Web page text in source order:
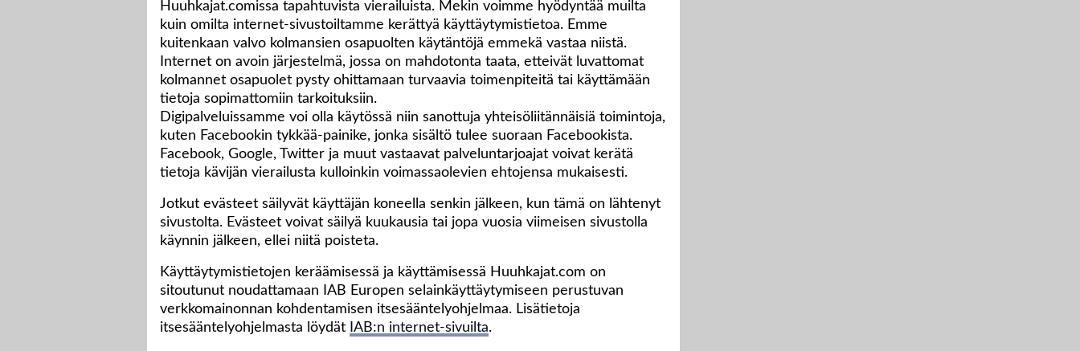
Huuhkajat.comissa tapahtuvista vierailuista. Mekin voimme hyödyntää muilta
kuin omilta internet-sivustoiltamme kerättyä käyttäytymistietoa. Emme
kuitenkaan valvo kolmansien osapuolten käytäntöjä emmekä vastaa niistä.
Internet on avoin järjestelmä, jossa on mahdotonta taata, etteivät luvattomat
kolmannet osapuolet pysty ohittamaan turvaavia toimenpiteitä tai käyttämään
tietoja sopimattomiin tarkoituksiin.
Digipalveluissamme voi olla käytössä niin sanottuja yhteisöliitännäisiä toimintoja,
kuten Facebookin tykkää-painike, jonka sisältö tulee suoraan Facebookista.
Facebook, Google, Twitter ja muut vastaavat palveluntarjoajat voivat kerätä
tietoja kävijän vierailusta kulloinkin voimassaolevien ehtojensa mukaisesti.
Jotkut evästeet säilyvät käyttäjän koneella senkin jälkeen, kun tämä on lähtenyt
sivustolta. Evästeet voivat säilyä kuukausia tai jopa vuosia viimeisen sivustolla
käynnin jälkeen, ellei niitä poisteta.
Käyttäytymistietojen keräämisessä ja käyttämisessä Huuhkajat.com on
sitoutunut noudattamaan IAB Europen selainkäyttäytymiseen perustuvan
verkkomainonnan kohdentamisen itsesääntelyohjelmaa. Lisätietoja
itsesääntelyohjelmasta löydät IAB:n internet-sivuilta.